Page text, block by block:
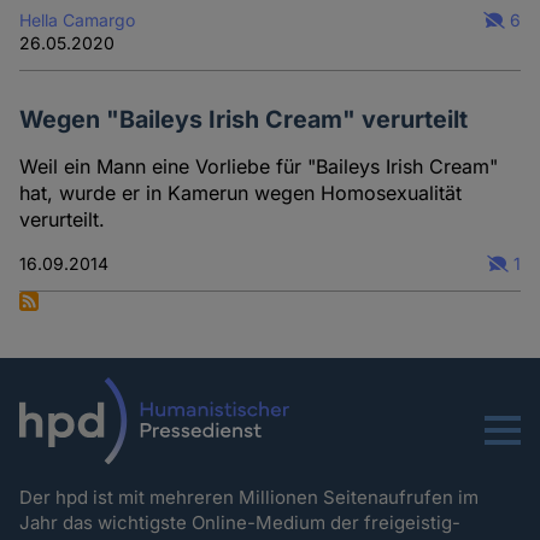
Hella Camargo
26.05.2020
6
Wegen "Baileys Irish Cream" verurteilt
Weil ein Mann eine Vorliebe für "Baileys Irish Cream"
hat, wurde er in Kamerun wegen Homosexualität
verurteilt.
16.09.2014 1
Menu
Der hpd ist mit mehreren Millionen Seitenaufrufen im
Jahr das wichtigste Online-Medium der freigeistig-